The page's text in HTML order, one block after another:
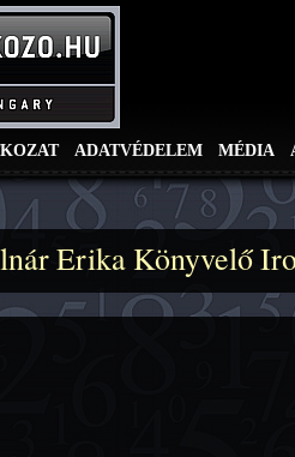
ADATVÉDELEM MÉDIA
Erika Könyvelő